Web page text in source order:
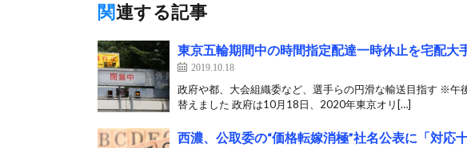
関連する記事
東京五輪期間中の時間指定配達一時休止を宅配大
2019.10.18
政府や都、大会組織委など、選手らの円滑な輸送目指す ※午
替えました 政府は10月18日、2020年東京オリ[…]
西濃、公取委の“価格転嫁消極”社名公表に「対応